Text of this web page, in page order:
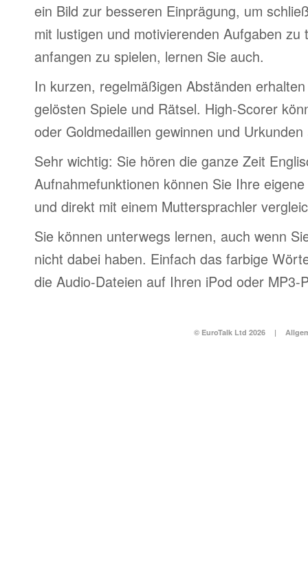
ein Bild zur besseren Einprägung, um
mit lustigen und motivierenden Aufgaben zu
anfangen zu spielen, lernen Sie auch.
In kurzen, regelmäßigen Abständen
gelösten Spiele und Rätsel. High-Scorer
oder Goldmedaillen gewinnen und
Sehr wichtig: Sie hören die ganze Zeit
Aufnahmefunktionen können Sie Ihre
und direkt mit einem Muttersprachler
Sie können unterwegs lernen, auch wenn
nicht dabei haben. Einfach das farbige
die Audio-Dateien auf Ihren iPod oder MP3-
© EuroTalk Ltd 2026 |